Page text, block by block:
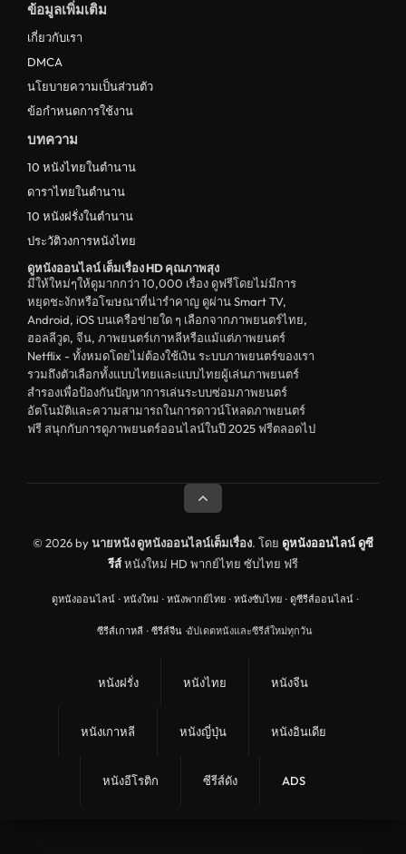
ดูหนังญี่ปุ่น Japan
ดูหนังชีวประวัติ Biography
ดูหนังเกาหลีใต้ South Korea
ระทึกขวัญ
ตลก
ดูหนังจีน China
unknown
ดูหนังอีโรติก R18+ erotic
บู๊
หนังฝรั่ง
ดูหนังสารคดี Documentary
สยองขวัญ
ดูหนังอินเดีย India
ดูหนังจีนฮ่องกง Hong Kong
ดูหนังฝรั่งเศส France
ดูหนังฝรั่งแคนนาดา Canada
หนังรักโรแมนติก
อาชญากรรม
ดูหนังเพลง Music
ดูหนังกีฬา Sport
ข้อมูลเพิ่มเติม
เกี่ยวกับเรา
DMCA
นโยบายความเป็นส่วนตัว
ข้อกำหนดการใช้งาน
บทความ
10 หนังไทยในตำนาน
ดาราไทยในตำนาน
10 หนังฝรั่งในตำนาน
ประวัติวงการหนังไทย
ดูหนังออนไลน์ เต็มเรื่อง HD คุณภาพสุง
มีให้ใหม่ๆให้ดูมากกว่า 10,000 เรื่อง ดูฟรีโดยไม่มีการ
หยุดชะงักหรือโฆษณาที่น่ารำคาญ ดูผ่าน Smart TV,
Android, iOS บนเครือข่ายใด ๆ เลือกจากภาพยนตร์ไทย,
ฮอลลีวูด, จีน, ภาพยนตร์เกาหลีหรือแม้แต่ภาพยนตร์
Netflix - ทั้งหมดโดยไม่ต้องใช้เงิน ระบบภาพยนตร์ของเรา
รวมถึงตัวเลือกทั้งแบบไทยและแบบไทยผู้เล่นภาพยนตร์
สำรองเพื่อป้องกันปัญหาการเล่นระบบซ่อมภาพยนตร์
อัตโนมัติและความสามารถในการดาวน์โหลดภาพยนตร์
ฟรี สนุกกับการดูภาพยนตร์ออนไลน์ในปี 2025 ฟรีตลอดไป
© 2026 byนายหนัง ดูหนังออนไลน์เต็มเรื่อง. โดย ดูหนังออนไลน์ ดูซี
รีส์หนังใหม่ HD พากย์ไทย ซับไทย ฟรี
ดูหนังออนไลน์ · หนังใหม่ · หนังพากย์ไทย · หนังซับไทย · ดูซีรีส์ออนไลน์ ·
ซีรีส์เกาหลี · ซีรีส์จีน ·อัปเดตหนังและซีรีส์ใหม่ทุกวัน
หนังฝรั่ง หนังไทย หนังจีน
หนังเกาหลี หนังญี่ปุ่น หนังอินเดีย
หนังอีโรติก ซีรีส์ดัง ADS